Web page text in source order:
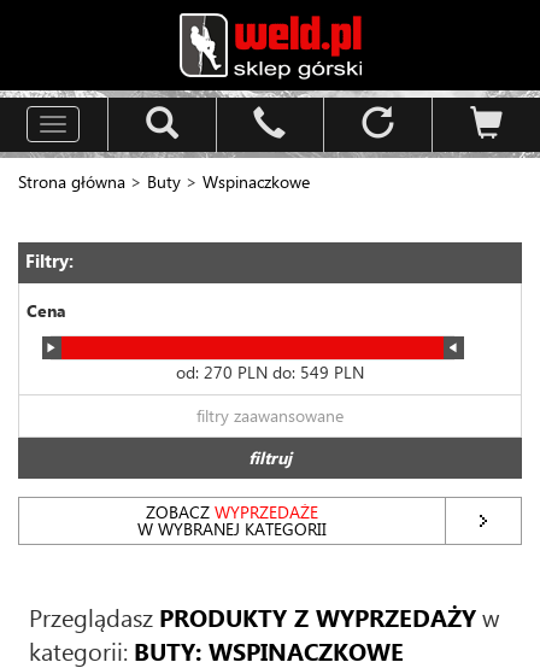
Toggle
navigation
Strona główna > Buty > Wspinaczkowe
Filtry:
Cena
od: 270 PLN do: 549 PLN
filtry zaawansowane
filtruj
ZOBACZWYPRZEDAŻE
W WYBRANEJ KATEGORII
Przeglądasz PRODUKTY Z WYPRZEDAŻYw
kategorii: BUTY: WSPINACZKOWE